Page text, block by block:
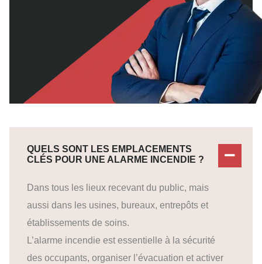
QUELS SONT LES EMPLACEMENTS
CLÉS POUR UNE ALARME INCENDIE ?
Dans tous les lieux recevant du public, mais
aussi dans les usines, bureaux, entrepôts et
établissements de soins.
L’alarme incendie est essentielle à la sécurité
des occupants, organiser l’évacuation et activer